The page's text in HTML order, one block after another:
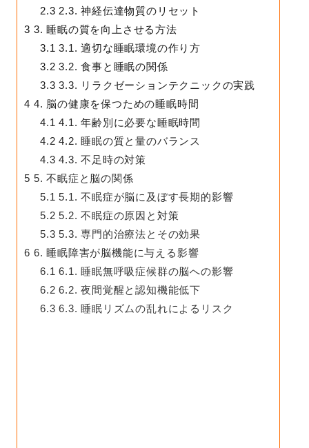
2.3 2.3. 神経伝達物質のリセット
3 3. 睡眠の質を向上させる方法
3.1 3.1. 適切な睡眠環境の作り方
3.2 3.2. 食事と睡眠の関係
3.3 3.3. リラクゼーションテクニックの実践
4 4. 脳の健康を保つための睡眠時間
4.1 4.1. 年齢別に必要な睡眠時間
4.2 4.2. 睡眠の質と量のバランス
4.3 4.3. 不足時の対策
5 5. 不眠症と脳の関係
5.1 5.1. 不眠症が脳に及ぼす長期的影響
5.2 5.2. 不眠症の原因と対策
5.3 5.3. 専門的治療法とその効果
6 6. 睡眠障害が脳機能に与える影響
6.1 6.1. 睡眠無呼吸症候群の脳への影響
6.2 6.2. 夜間覚醒と認知機能低下
6.3 6.3. 睡眠リズムの乱れによるリスク